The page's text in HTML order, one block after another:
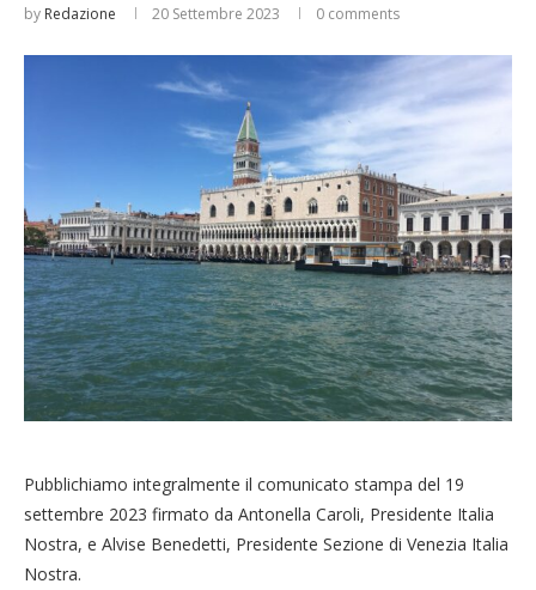
by Redazione 20 Settembre 2023 0 comments
Pubblichiamo integralmente il comunicato stampa del 19
settembre 2023 firmato da Antonella Caroli, Presidente Italia
Nostra, e Alvise Benedetti, Presidente Sezione di Venezia Italia
Nostra.